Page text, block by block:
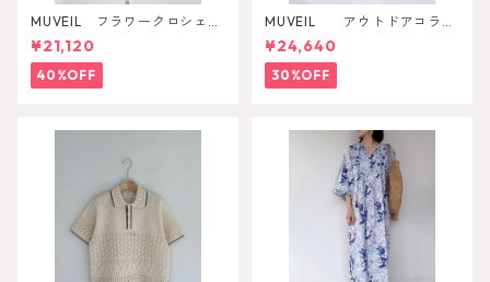
MUVEIL フラワークロシェカ
ットソー
¥21,120
40%OFF
MUVEIL アウトドアコラボ
2WAYリュック
¥24,640
30%OFF